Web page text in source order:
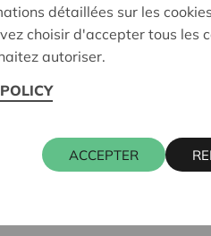
détaillées sur les
choisir d'accepter tous les
autoriser.
ACCEPTER